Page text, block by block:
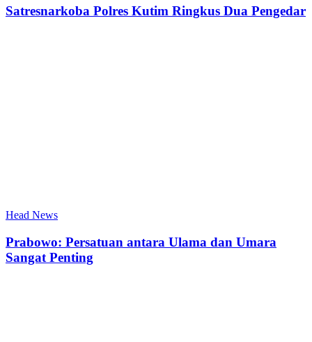
Satresnarkoba Polres Kutim Ringkus Dua Pengedar
Head News
Prabowo: Persatuan antara Ulama dan Umara
Sangat Penting